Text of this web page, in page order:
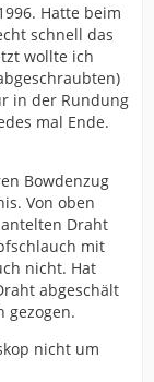
Hatte beim
schnell das
wollte ich
in der Rundung
mal Ende.
Bowdenzug
Von oben
Draht
mit
nicht. Hat
abgeschält
gezogen.
nicht um